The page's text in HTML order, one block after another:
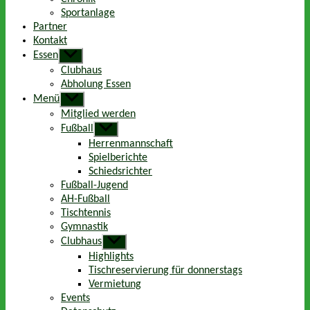
Sportanlage
Partner
Kontakt
Essen
Untermenü
anzeigen
Clubhaus
Abholung Essen
Menü
Untermenü
anzeigen
Mitglied werden
Fußball
Untermenü
anzeigen
Herrenmannschaft
Spielberichte
Schiedsrichter
Fußball-Jugend
AH-Fußball
Tischtennis
Gymnastik
Clubhaus
Untermenü
anzeigen
Highlights
Tischreservierung für donnerstags
Vermietung
Events